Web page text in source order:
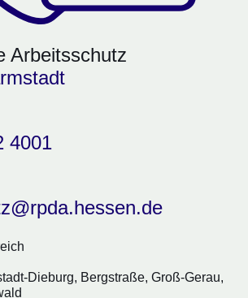
Arbeitsschutz
4001
Dieburg, Bergstraße, Groß-Gerau,